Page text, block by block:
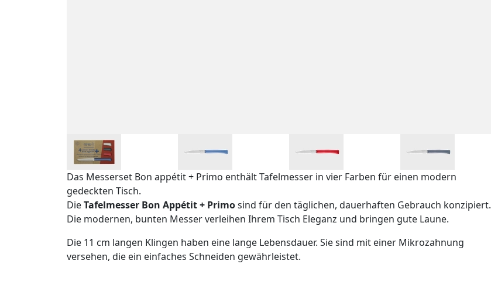
Das Messerset Bon appétit + Primo enthält Tafelmesser in vier Farben für einen modern
gedeckten Tisch.
DieTafelmesser Bon Appétit + Primosind für den täglichen, dauerhaften Gebrauch konzipiert.
Die modernen, bunten Messer verleihen Ihrem Tisch Eleganz und bringen gute Laune.
Die 11 cm langen Klingen haben eine lange Lebensdauer. Sie sind mit einer Mikrozahnung
versehen, die ein einfaches Schneiden gewährleistet.